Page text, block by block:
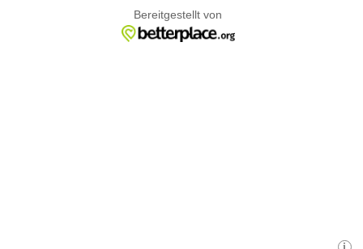
Bereitgestellt von